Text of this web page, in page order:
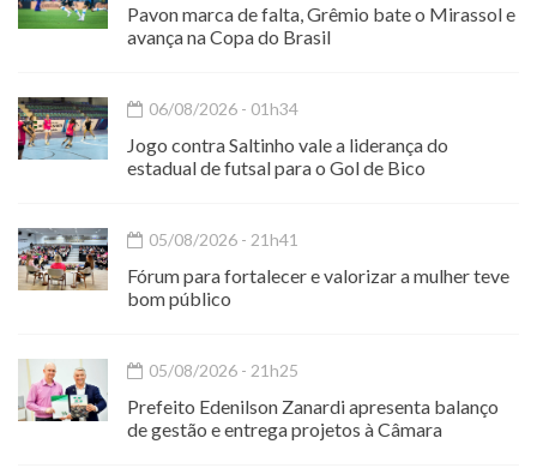
Pavon marca de falta, Grêmio bate o Mirassol e
avança na Copa do Brasil
06/08/2026 - 01h34
Jogo contra Saltinho vale a liderança do
estadual de futsal para o Gol de Bico
05/08/2026 - 21h41
Fórum para fortalecer e valorizar a mulher teve
bom público
05/08/2026 - 21h25
Prefeito Edenilson Zanardi apresenta balanço
de gestão e entrega projetos à Câmara